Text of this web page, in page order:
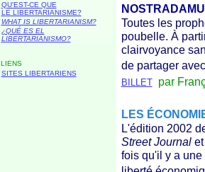
QU'EST-CE QUE
L E LIBERTARIANISME?
WHAT IS LIBERTARIANISM?
¿QUÉ ES EL
LIBERTARIANISMO?
LIENS
SITES LIBERTARIENS
Toutes les
poubelle. À
clairvoyance
de partager
BILLET par
LES
L'édition 2002
Street Journalet
fois qu'il y a